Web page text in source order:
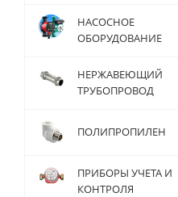
НАСОСНОЕ
ОБОРУДОВАНИЕ
НЕРЖАВЕЮЩИЙ
ТРУБОПРОВОД
ПОЛИПРОПИЛЕН
ПРИБОРЫ УЧЕТА И
КОНТРОЛЯ